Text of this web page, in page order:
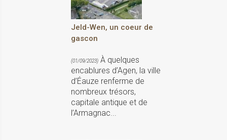
Jeld-Wen, un coeur de
gascon
(01/09/2023) À quelques
encablures d’Agen, la ville
d’Éauze renferme de
nombreux trésors,
capitale antique et de
l’Armagnac...